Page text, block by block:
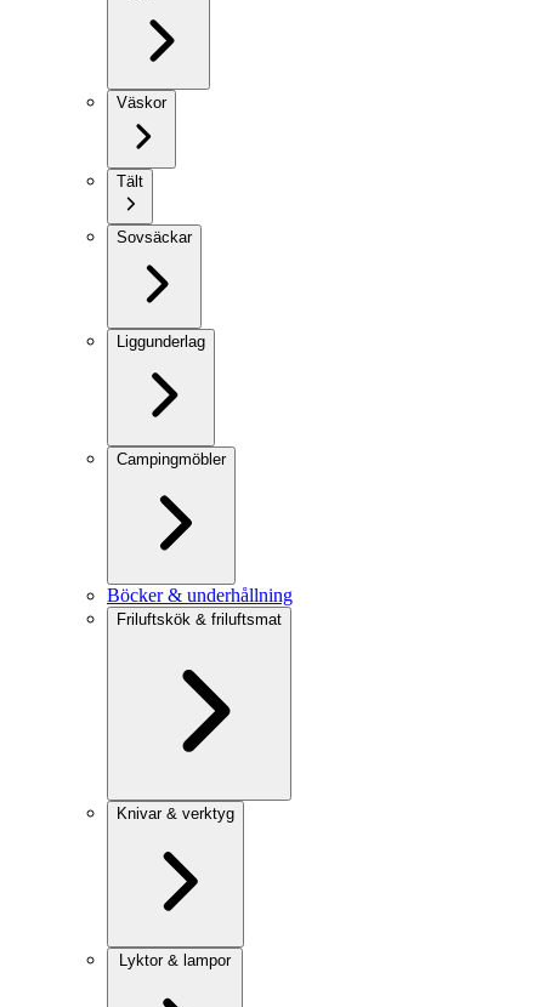
Väskor
Tält
Sovsäckar
Liggunderlag
Campingmöbler
Böcker & underhållning
Friluftskök & friluftsmat
Knivar & verktyg
Lyktor & lampor